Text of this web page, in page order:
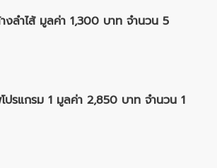
ลำไส้ มูลค่า 1,300 บาท จำนวน 5
ปรแกรม 1 มูลค่า 2,850 บาท จำนวน 1